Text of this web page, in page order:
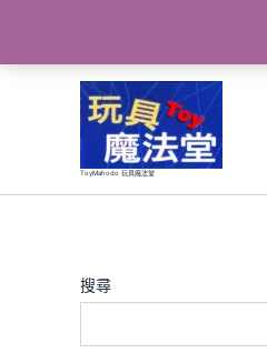
內
ToyMahodo 玩具魔法堂
搜尋